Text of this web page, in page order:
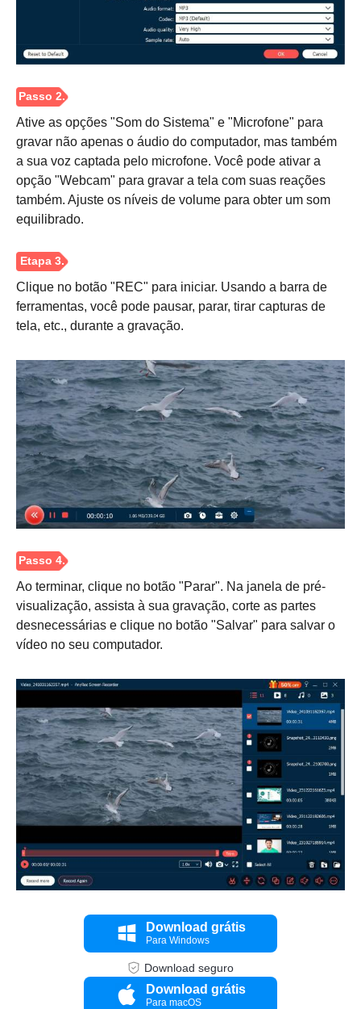
Passo 2.
Ative as opções "Som do Sistema" e "Microfone" para
gravar não apenas o áudio do computador, mas também
a sua voz captada pelo microfone. Você pode ativar a
opção "Webcam" para gravar a tela com suas reações
também. Ajuste os níveis de volume para obter um som
equilibrado.
Etapa 3.
Clique no botão "REC" para iniciar. Usando a barra de
ferramentas, você pode pausar, parar, tirar capturas de
tela, etc., durante a gravação.
Ao terminar, clique no botão "Parar". Na janela de pré-
visualização, assista à sua gravação, corte as partes
desnecessárias e clique no botão "Salvar" para salvar o
vídeo no seu computador.
Download grátis
Para Windows
Download seguro
Download grátis
Para macOS